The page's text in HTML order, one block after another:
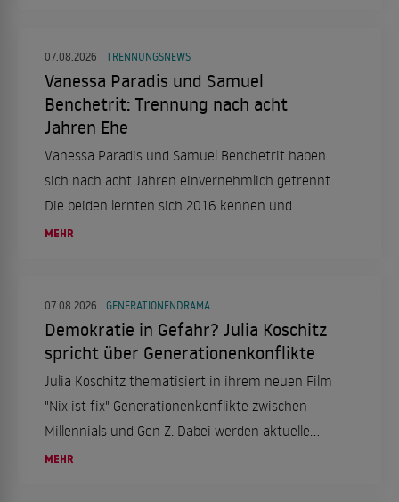
07.08.2026 TRENNUNGSNEWS
Vanessa Paradis und Samuel
Benchetrit: Trennung nach acht
Jahren Ehe
Vanessa Paradis und Samuel Benchetrit haben
sich nach acht Jahren einvernehmlich getrennt.
Die beiden lernten sich 2016 kennen und
heirateten 2018. Ein Statement ihres
MEHR
07.08.2026 GENERATIONENDRAMA
Demokratie in Gefahr? Julia Koschitz
spricht über Generationenkonflikte
Julia Koschitz thematisiert in ihrem neuen Film
"Nix ist fix" Generationenkonflikte zwischen
Millennials und Gen Z. Dabei werden aktuelle
gesellschaftliche und politische Themen
MEHR